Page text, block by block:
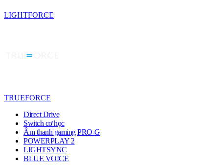
LIGHTFORCE
TRUEFORCE
Direct Drive
Switch cơ học
Âm thanh gaming PRO-G
POWERPLAY 2
LIGHTSYNC
BLUE VO!CE